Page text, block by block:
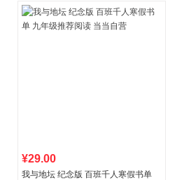
¥29.00
我与地坛 纪念版 百班千人寒假书单